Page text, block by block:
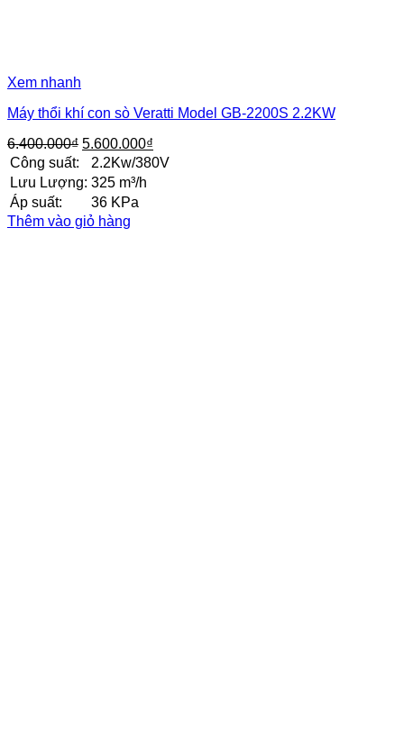
Xem nhanh
Máy thổi khí con sò Veratti Model GB-2200S 2.2KW
6.400.000₫ Giá
gốc
là:
6.400.000₫.
5.600.000₫
hiện
Công suất:
2.2Kw/380V
Lưu Lượng: 325 m³/h
Áp suất:
36 KPa
Thêm vào giỏ hàng